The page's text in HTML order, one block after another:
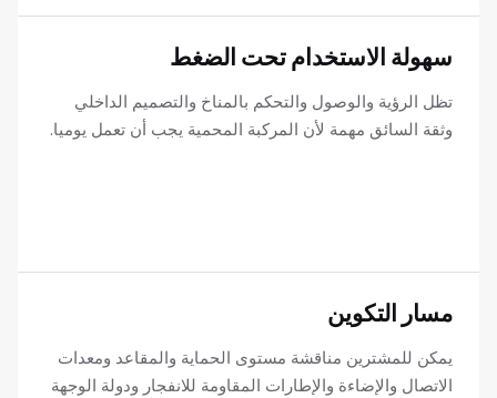
سهولة الاستخدام تحت الضغط
تظل الرؤية والوصول والتحكم بالمناخ والتصميم الداخلي
وثقة السائق مهمة لأن المركبة المحمية يجب أن تعمل يوميا.
مسار التكوين
يمكن للمشترين مناقشة مستوى الحماية والمقاعد ومعدات
الاتصال والإضاءة والإطارات المقاومة للانفجار ودولة الوجهة